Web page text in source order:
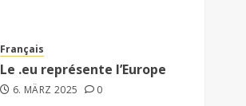
Français
Le .eu représente l’Europe
6. MÄRZ 2025 0